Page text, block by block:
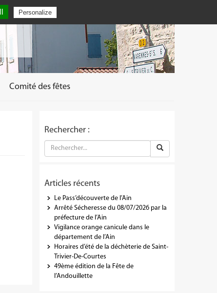
Comité des fêtes
Rechercher :
Articles récents
Le Pass’découverte de l’Ain
Arrêté Sécheresse du 08/07/2026 par la
préfecture de l’Ain
Vigilance orange canicule dans le
département de l’Ain
Horaires d’été de la déchèterie de Saint-
Trivier-De-Courtes
49ème édition de la Fête de
l’Andouillette
Personalize